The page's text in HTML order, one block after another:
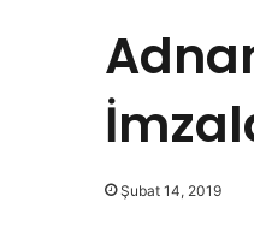
Şubat 14, 2019